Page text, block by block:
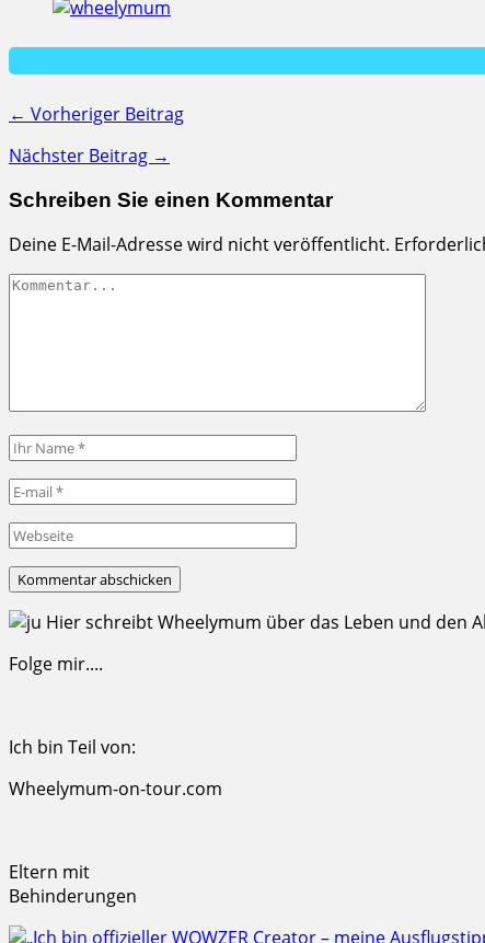
← Vorheriger Beitrag
Nächster Beitrag →
Schreiben Sie einen Kommentar
Deine E-Mail-Adresse wird nicht veröffentlicht.
Hier schreibt Wheelymum über das Leben und den
Folge mir....
Ich bin Teil von:
Wheelymum-on-tour.com
Eltern mit
Behinderungen